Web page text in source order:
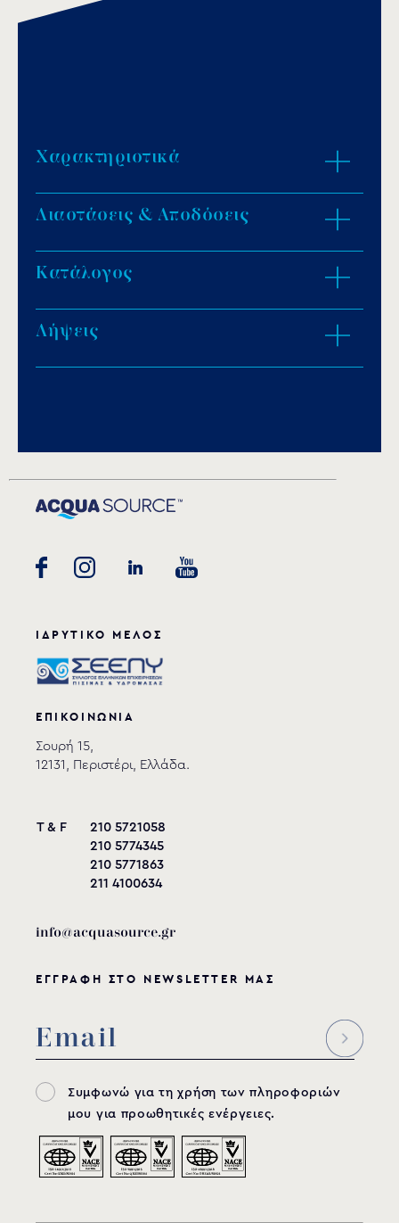
Χαρακτηριστικά
Τηλεσκοπικός άξονας από ανοδιομένο
6,9m.
Μανιβέλες ακτίνας 140mm και φρένα
ασφαλείας.
Διαστάσεις & Αποδόσεις
Κατάλογος
Λήψεις
download
ΙΔΡΥΤΙΚΟ ΜΕΛΟΣ
ΕΠΙΚΟΙΝΩΝΙΑ
Σουρή 15,
12131, Περιστέρι, Ελλάδα.
T & F
210 5721058
210 5774345
210 5771863
211 4100634
info@acquasource.gr
ΕΓΓΡΑΦΗ ΣΤΟ NEWSLETTER ΜΑΣ
Συμφωνώ για τη χρήση των πληροφοριών
μου για προωθητικές ενέργειες.